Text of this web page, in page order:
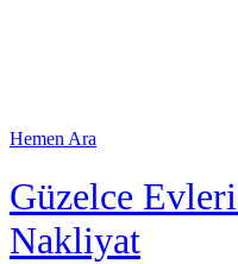
Hemen Ara
Güzelce
Nakliyat